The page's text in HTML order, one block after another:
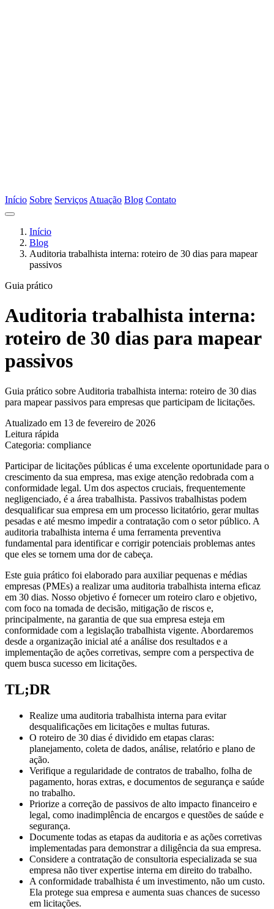
Início Sobre Serviços Atuação Blog Contato
Início
Blog
Auditoria trabalhista interna: roteiro de 30 dias para mapear
passivos
Guia prático
Auditoria trabalhista interna:
roteiro de 30 dias para mapear
passivos
Guia prático sobre Auditoria trabalhista interna: roteiro de 30 dias
para mapear passivos para empresas que participam de licitações.
Atualizado em 13 de fevereiro de 2026
Leitura rápida
Categoria: compliance
Participar de licitações públicas é uma excelente oportunidade para o
crescimento da sua empresa, mas exige atenção redobrada com a
conformidade legal. Um dos aspectos cruciais, frequentemente
negligenciado, é a área trabalhista. Passivos trabalhistas podem
desqualificar sua empresa em um processo licitatório, gerar multas
pesadas e até mesmo impedir a contratação com o setor público. A
auditoria trabalhista interna é uma ferramenta preventiva
fundamental para identificar e corrigir potenciais problemas antes
que eles se tornem uma dor de cabeça.
Este guia prático foi elaborado para auxiliar pequenas e médias
empresas (PMEs) a realizar uma auditoria trabalhista interna eficaz
em 30 dias. Nosso objetivo é fornecer um roteiro claro e objetivo,
com foco na tomada de decisão, mitigação de riscos e,
principalmente, na garantia de que sua empresa esteja em
conformidade com a legislação trabalhista vigente. Abordaremos
desde a organização inicial até a análise dos resultados e a
implementação de ações corretivas, sempre com a perspectiva de
quem busca sucesso em licitações.
TL;DR
Realize uma auditoria trabalhista interna para evitar
desqualificações em licitações e multas futuras.
O roteiro de 30 dias é dividido em etapas claras:
planejamento, coleta de dados, análise, relatório e plano de
ação.
Verifique a regularidade de contratos de trabalho, folha de
pagamento, horas extras, e documentos de segurança e saúde
no trabalho.
Priorize a correção de passivos de alto impacto financeiro e
legal, como inadimplência de encargos e questões de saúde e
segurança.
Documente todas as etapas da auditoria e as ações corretivas
implementadas para demonstrar a diligência da sua empresa.
Considere a contratação de consultoria especializada se sua
empresa não tiver expertise interna em direito do trabalho.
A conformidade trabalhista é um investimento, não um custo.
Ela protege sua empresa e aumenta suas chances de sucesso
em licitações.